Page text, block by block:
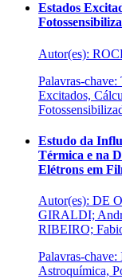
Estados
Autor(es):
Palavras-
Excitados,
Estudo da
Térmica e na
Elétrons em
Autor(es): DE
GIRALDI;
RIBEIRO;
Palavras-chave:
Astroquímica,